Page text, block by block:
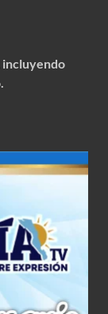
incluyendo